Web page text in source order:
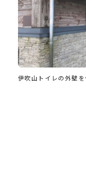
伊吹山トイレの外壁を